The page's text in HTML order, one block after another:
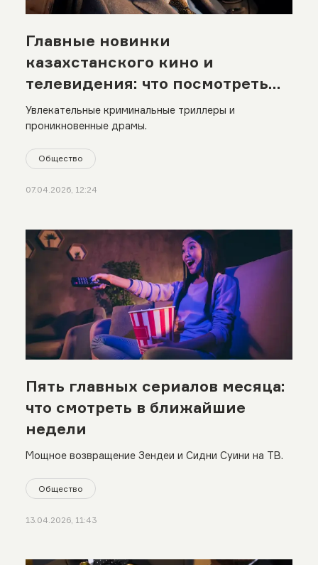
Главные новинки
казахстанского кино и
телевидения: что посмотреть
вечером
Увлекательные криминальные триллеры и
проникновенные драмы.
Общество
07.04.2026, 12:24
Пять главных сериалов месяца:
что смотреть в ближайшие
недели
Мощное возвращение Зендеи и Сидни Суини на ТВ.
Общество
13.04.2026, 11:43